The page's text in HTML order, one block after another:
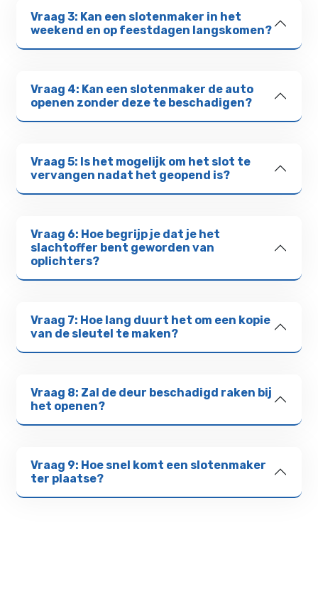
Vraag 3: Kan een slotenmaker in het
weekend en op feestdagen langskomen?
Vraag 4: Kan een slotenmaker de auto
openen zonder deze te beschadigen?
Vraag 5: Is het mogelijk om het slot te
vervangen nadat het geopend is?
Vraag 6: Hoe begrijp je dat je het
slachtoffer bent geworden van
oplichters?
Vraag 7: Hoe lang duurt het om een kopie
van de sleutel te maken?
Vraag 8: Zal de deur beschadigd raken bij
het openen?
Vraag 9: Hoe snel komt een slotenmaker
ter plaatse?